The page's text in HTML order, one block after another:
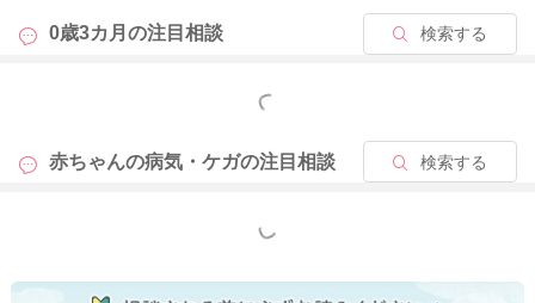
0歳3カ月の注目相談 検索する
もっと見る
赤ちゃんの病気・ケガの注目相談 検索する
もっと見る